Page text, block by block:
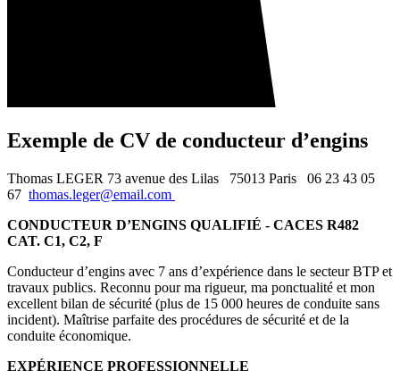
Exemple de CV de conducteur d’engins
Thomas LEGER 73 avenue des Lilas 75013 Paris 06 23 43 05
67 thomas.leger@email.com
CONDUCTEUR D’ENGINS QUALIFIÉ - CACES R482
CAT. C1, C2, F
Conducteur d’engins avec 7 ans d’expérience dans le secteur BTP et
travaux publics. Reconnu pour ma rigueur, ma ponctualité et mon
excellent bilan de sécurité (plus de 15 000 heures de conduite sans
incident). Maîtrise parfaite des procédures de sécurité et de la
conduite économique.
EXPÉRIENCE PROFESSIONNELLE